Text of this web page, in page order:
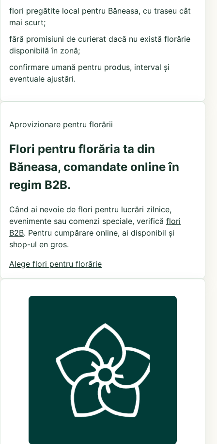
flori pregătite local pentru Băneasa, cu traseu cât
mai scurt;
fără promisiuni de curierat dacă nu există florărie
disponibilă în zonă;
confirmare umană pentru produs, interval și
eventuale ajustări.
Aprovizionare pentru florării
Flori pentru florăria ta din
Băneasa, comandate online în
regim B2B.
Când ai nevoie de flori pentru lucrări zilnice,
evenimente sau comenzi speciale, verifică flori
B2B. Pentru cumpărare online, ai disponibil și
shop-ul en gros.
Alege flori pentru florărie